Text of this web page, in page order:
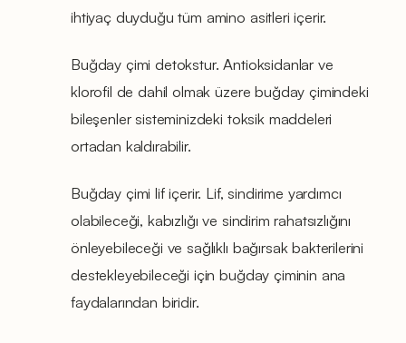
ihtiyaç duyduğu tüm amino asitleri içerir.
Buğday çimi detokstur. Antioksidanlar ve
klorofil de dahil olmak üzere buğday çimindeki
bileşenler sisteminizdeki toksik maddeleri
ortadan kaldırabilir.
Buğday çimi lif içerir. Lif, sindirime yardımcı
olabileceği, kabızlığı ve sindirim rahatsızlığını
önleyebileceği ve sağlıklı bağırsak bakterilerini
destekleyebileceği için buğday çiminin ana
faydalarından biridir.